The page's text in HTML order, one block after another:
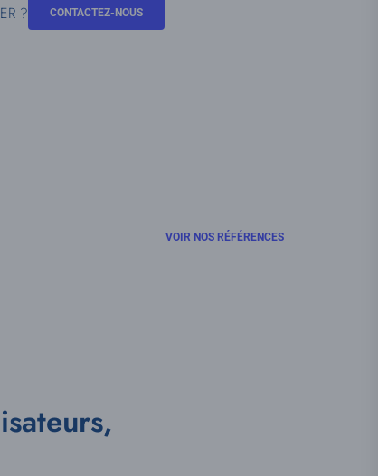
? CONTACTEZ-NOUS
VOIR NOS RÉFÉRENCES